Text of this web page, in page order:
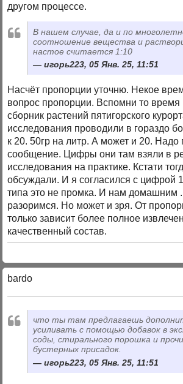
другом процессе.
В нашем случае, да и по
соотношение вещества и
настое считается 1:10
игорь223, 05 Янв. 25, 11:51
Насчёт пропорции уточню. Некое
вопрос пропорции. Вспомни то время
сборник растений пятигорского
исследования проводили в гораздо
к 20. 50гр на литр. А может и 20. Надо
сообщение. Цифры они там взяли в
исследования на практике. Кстати
обсуждали. И я согласился с цифрой
типа это не промка. И нам домашним
разоримся. Но может и зря. От
только зависит более полное
качественный состав.
bardo
что ты там предлагаешь
усиливать с помощью добавок в
соды, стирального порошка и
бустерных присадок.
игорь223, 05 Янв. 25, 11:51